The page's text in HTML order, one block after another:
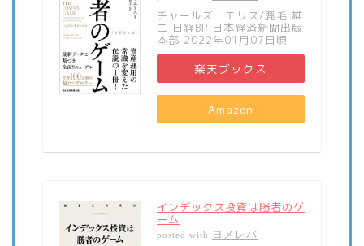
チャールズ・エリス/鹿毛 雄
二 日経BP 日本経済新聞出版
本部 2022年01月07日頃
楽天ブックス
Amazon
インデックス投資は勝者のゲ
ーム
posted with ヨメレバ